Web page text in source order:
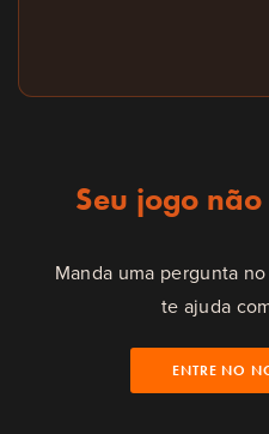
Seu jogo
Manda uma pergunta
te ajuda
ENTRE NO